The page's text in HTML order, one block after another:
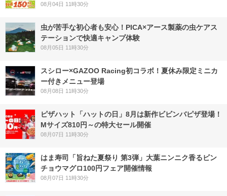
08月04日 11時30分
虫が苦手な初心者も安心！PICA×アース製薬の虫ケアス
テーションで快適キャンプ体験
08月05日 11時30分
スシロー×GAZOO Racing初コラボ！夏休み限定ミニカ
ー付きメニュー登場
08月08日 11時30分
ピザハット「ハットの日」8月は新作ビビンバピザ登場！
Mサイズ810円～の特大セール開催
08月07日 11時30分
はま寿司「旨ねた夏祭り 第3弾」大葉ニンニク香るビン
チョウマグロ100円フェア開催情報
08月07日 11時30分